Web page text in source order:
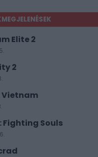
Elite 2
2
Vietnam
Fighting Souls